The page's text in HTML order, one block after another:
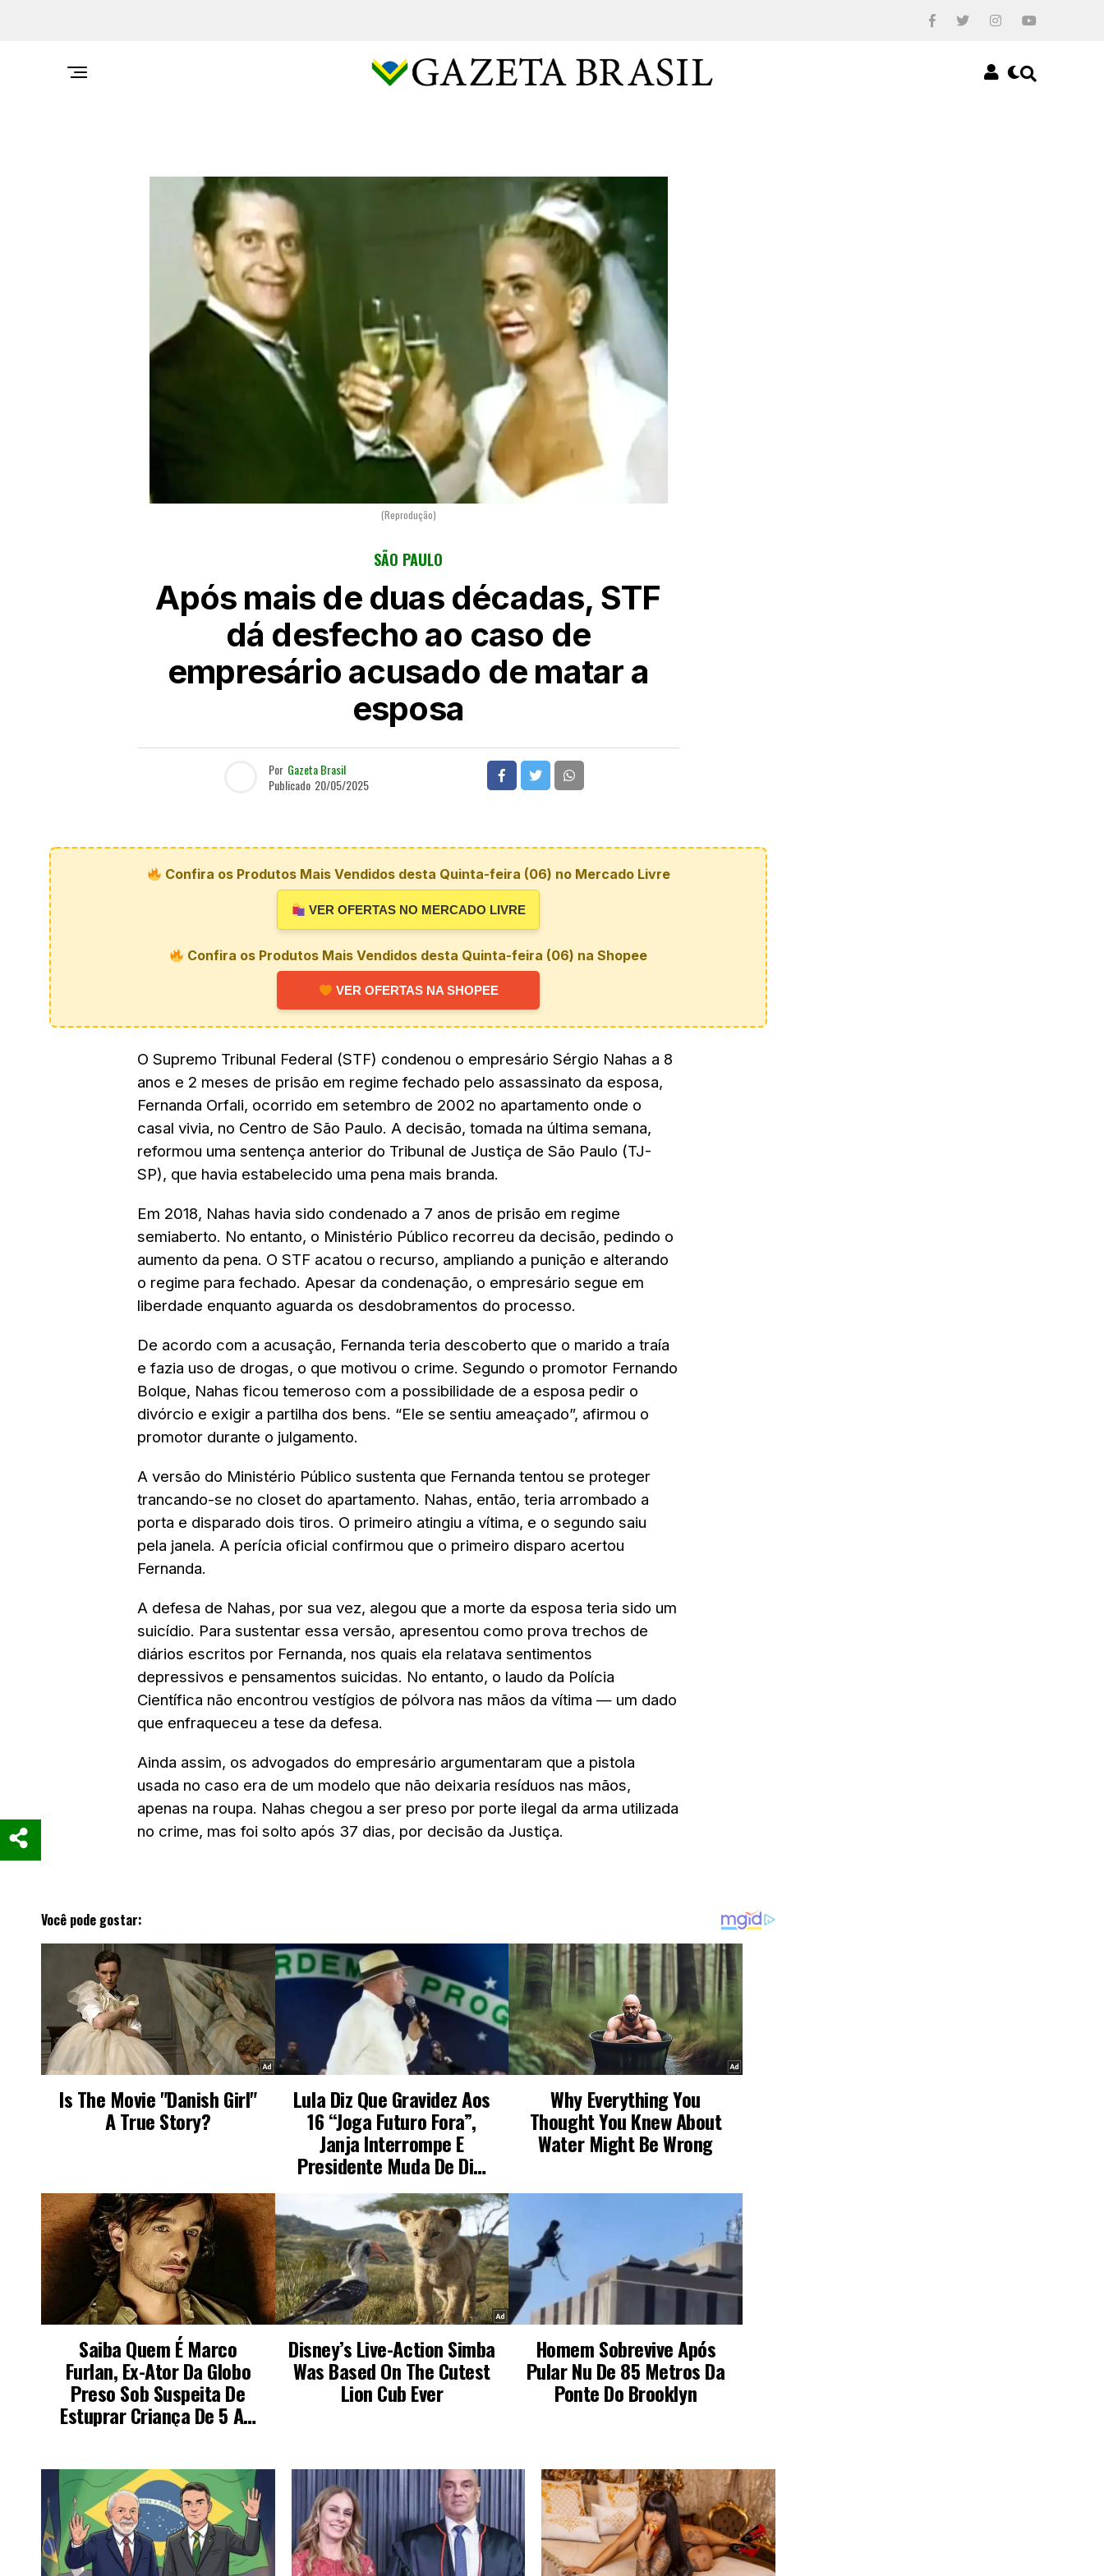
(Reprodução)
SÃO PAULO
Após mais de duas décadas, STF
dá desfecho ao caso de
empresário acusado de matar a
esposa
Por Gazeta Brasil
Publicado 20/05/2025
Confira os Produtos Mais Vendidos desta Quinta-feira (06) no Mercado Livre
VER OFERTAS NO MERCADO LIVRE
Confira os Produtos Mais Vendidos desta Quinta-feira (06) na Shopee
VER OFERTAS NA SHOPEE
O Supremo Tribunal Federal (STF) condenou o empresário Sérgio Nahas a 8
anos e 2 meses de prisão em regime fechado pelo assassinato da esposa,
Fernanda Orfali, ocorrido em setembro de 2002 no apartamento onde o
casal vivia, no Centro de São Paulo. A decisão, tomada na última semana,
reformou uma sentença anterior do Tribunal de Justiça de São Paulo (TJ-
SP), que havia estabelecido uma pena mais branda.
Em 2018, Nahas havia sido condenado a 7 anos de prisão em regime
semiaberto. No entanto, o Ministério Público recorreu da decisão, pedindo o
aumento da pena. O STF acatou o recurso, ampliando a punição e alterando
o regime para fechado. Apesar da condenação, o empresário segue em
liberdade enquanto aguarda os desdobramentos do processo.
De acordo com a acusação, Fernanda teria descoberto que o marido a traía
e fazia uso de drogas, o que motivou o crime. Segundo o promotor Fernando
Bolque, Nahas ficou temeroso com a possibilidade de a esposa pedir o
divórcio e exigir a partilha dos bens. “Ele se sentiu ameaçado”, afirmou o
promotor durante o julgamento.
A versão do Ministério Público sustenta que Fernanda tentou se proteger
trancando-se no closet do apartamento. Nahas, então, teria arrombado a
porta e disparado dois tiros. O primeiro atingiu a vítima, e o segundo saiu
pela janela. A perícia oficial confirmou que o primeiro disparo acertou
Fernanda.
A defesa de Nahas, por sua vez, alegou que a morte da esposa teria sido um
suicídio. Para sustentar essa versão, apresentou como prova trechos de
diários escritos por Fernanda, nos quais ela relatava sentimentos
depressivos e pensamentos suicidas. No entanto, o laudo da Polícia
Científica não encontrou vestígios de pólvora nas mãos da vítima — um dado
que enfraqueceu a tese da defesa.
Ainda assim, os advogados do empresário argumentaram que a pistola
usada no caso era de um modelo que não deixaria resíduos nas mãos,
apenas na roupa. Nahas chegou a ser preso por porte ilegal da arma utilizada
no crime, mas foi solto após 37 dias, por decisão da Justiça.